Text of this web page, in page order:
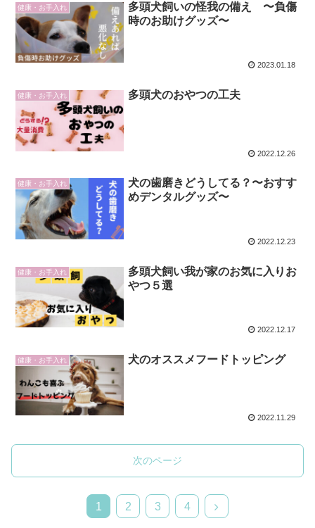
健康・お手入れ
多頭犬飼いの怪我の備え 〜負傷
時のお助けグッズ〜
2023.01.18
健康・お手入れ 多頭犬のおやつの工夫
2022.12.26
健康・お手入れ
犬の歯磨きどうしてる？〜おすす
めデンタルグッズ〜
2022.12.23
健康・お手入れ
多頭犬飼い我が家のお気に入りお
やつ５選
2022.12.17
健康・お手入れ 犬のオススメフードトッピング
2022.11.29
次のページ
1 2 3 4